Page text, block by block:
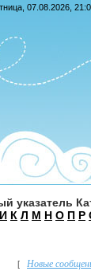
07.08.2026,
указатель
И К Л М Н О П Р
[ Новые